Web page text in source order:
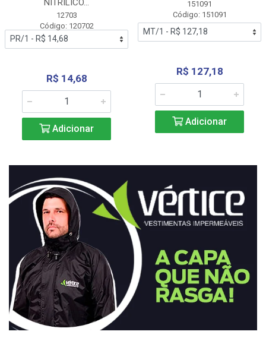
NITRÍLICO...
12703
Código: 120702
R$ 14,68
Adicionar
151091
Código: 151091
R$ 127,18
Adicionar